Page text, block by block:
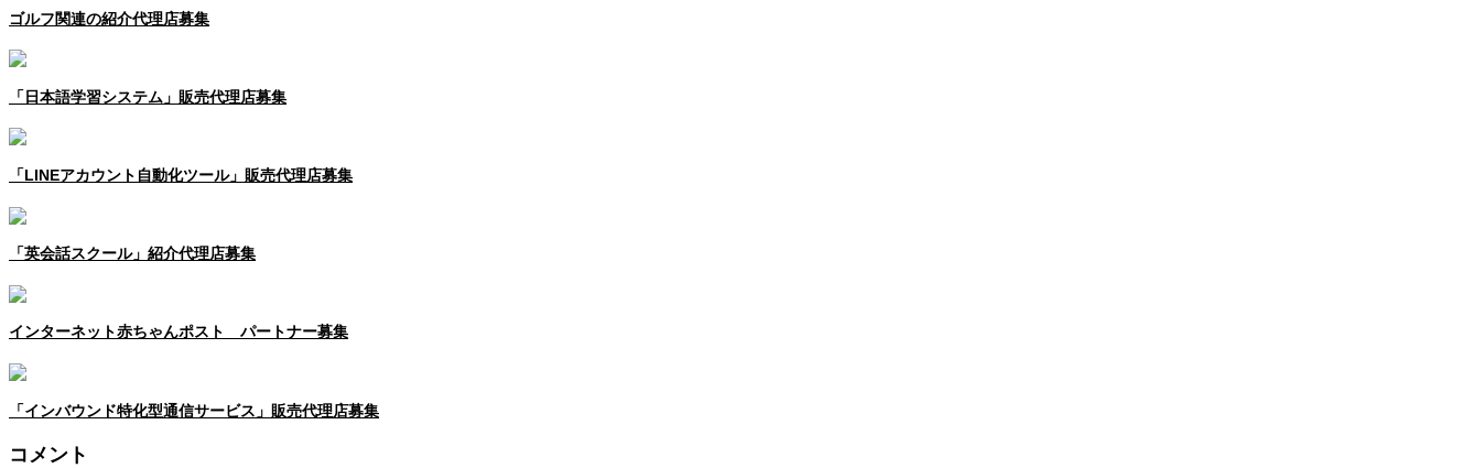
ゴルフ関連の紹介代理店募集
「日本語学習システム」販売代理店募集
「LINEアカウント自動化ツール」販売代理店募集
「英会話スクール」紹介代理店募集
インターネット赤ちゃんポスト パートナー募集
「インバウンド特化型通信サービス」販売代理店募集
コメント